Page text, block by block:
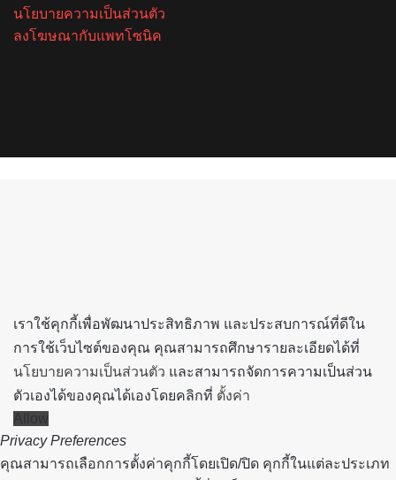
นโยบายความเป็นส่วนตัว
ลงโฆษณากับแพทโซนิค
เราใช้คุกกี้เพื่อพัฒนาประสิทธิภาพ และประสบการณ์ที่ดีใน
การใช้เว็บไซต์ของคุณ คุณสามารถศึกษารายละเอียดได้ที่
นโยบายความเป็นส่วนตัว และสามารถจัดการความเป็นส่วน
ตัวเองได้ของคุณได้เองโดยคลิกที่ ตั้งค่า
Allow
Privacy Preferences
คุณสามารถเลือกการตั้งค่าคุกกี้โดยเปิด/ปิด คุกกี้ในแต่ละประเภท